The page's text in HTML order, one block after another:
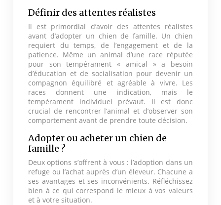
Définir des attentes réalistes
Il est primordial d’avoir des attentes réalistes
avant d’adopter un chien de famille. Un chien
requiert du temps, de l’engagement et de la
patience. Même un animal d’une race réputée
pour son tempérament « amical » a besoin
d’éducation et de socialisation pour devenir un
compagnon équilibré et agréable à vivre. Les
races donnent une indication, mais le
tempérament individuel prévaut. Il est donc
crucial de rencontrer l’animal et d’observer son
comportement avant de prendre toute décision.
Adopter ou acheter un chien de
famille ?
Deux options s’offrent à vous : l’adoption dans un
refuge ou l’achat auprès d’un éleveur. Chacune a
ses avantages et ses inconvénients. Réfléchissez
bien à ce qui correspond le mieux à vos valeurs
et à votre situation.